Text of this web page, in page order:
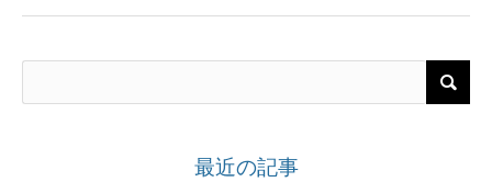
最近の記事